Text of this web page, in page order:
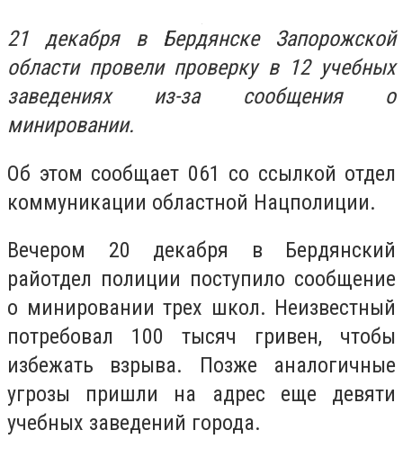
21 декабря в Бердянске Запорожской
области провели проверку в 12 учебных
заведениях из-за сообщения о
минировании.
Об этом сообщает 061 со ссылкой отдел
коммуникации областной Нацполиции.
Вечером 20 декабря в Бердянский
райотдел полиции поступило сообщение
о минировании трех школ. Неизвестный
потребовал 100 тысяч гривен, чтобы
избежать взрыва. Позже аналогичные
угрозы пришли на адрес еще девяти
учебных заведений города.